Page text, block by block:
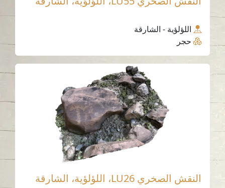
اللؤلؤية - الشارقة
حجر
النقش الصخري LU26، اللؤلؤية، الشارقة